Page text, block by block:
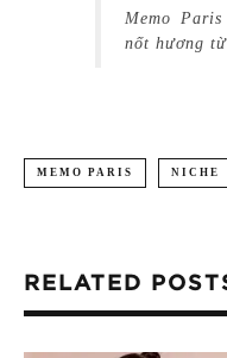
Memo
nốt hương
MEMO PARIS NICHE
RELATED